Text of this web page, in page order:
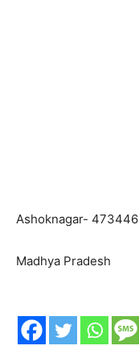
Ashoknagar- 473446
Madhya Pradesh